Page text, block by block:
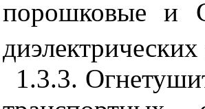
порошковые и
1.3.3.